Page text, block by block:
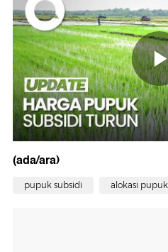
(ada/ara)
pupuk subsidi alokasi pupuk